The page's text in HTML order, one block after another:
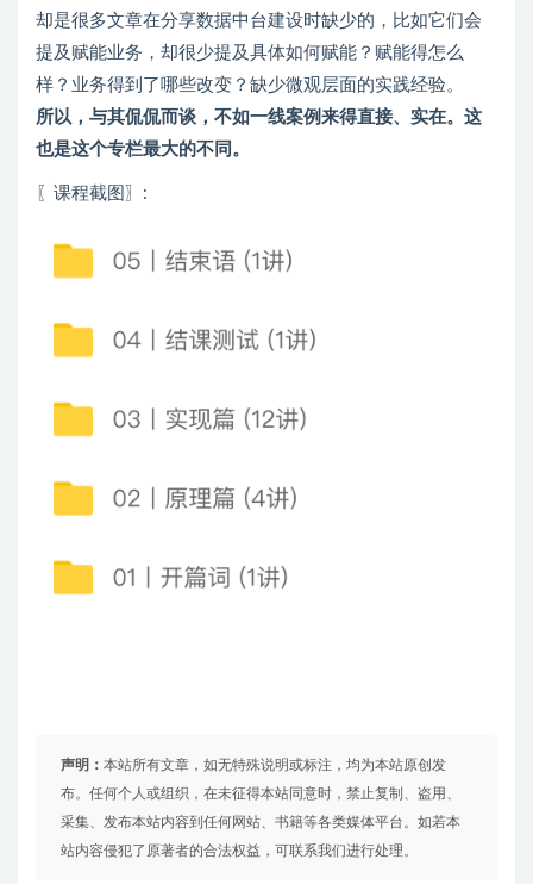
却是很多文章在分享数据中台建设时缺少的，比如它们会
提及赋能业务，却很少提及具体如何赋能？赋能得怎么
样？业务得到了哪些改变？缺少微观层面的实践经验。
所以，与其侃侃而谈，不如一线案例来得直接、实在。这
也是这个专栏最大的不同。
〖课程截图〗 :
声明： 本站所有文章，如无特殊说明或标注，均为本站原创发
布。任何个人或组织，在未征得本站同意时，禁止复制、盗用、
采集、发布本站内容到任何网站、书籍等各类媒体平台。如若本
站内容侵犯了原著者的合法权益，可联系我们进行处理。